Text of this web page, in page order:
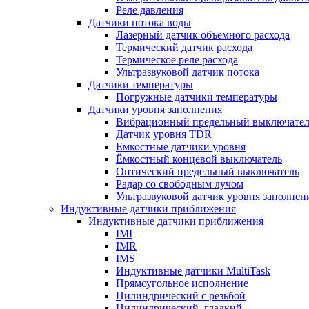
Реле давления
Датчики потока воды
Лазерный датчик объемного расхода
Термический датчик расхода
Термическое реле расхода
Ультразвуковой датчик потока
Датчики температуры
Погружные датчики температуры
Датчики уровня заполнения
Вибрационный предельный
Датчик уровня TDR
Емкостные датчики уровня
Ёмкостный концевой выключатель
Оптический предельный выключатель
Радар со свободным лучом
Ультразвуковой датчик уровня
Индуктивные датчики приближения
Индуктивные датчики приближения
IMI
IMR
IMS
Индуктивные датчики MultiTask
Прямоугольное исполнение
Цилиндрический с резьбой